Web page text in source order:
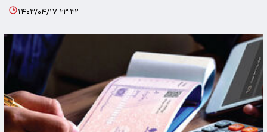
۱۴۰۳/۰۴/۱۷ ۲۳:۳۲